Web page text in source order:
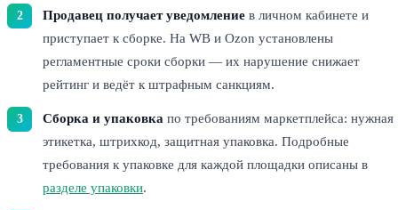
Продавец получает уведомление в личном кабинете и
приступает к сборке. На WB и Ozon установлены
регламентные сроки сборки — их нарушение снижает
рейтинг и ведёт к штрафным санкциям.
Сборка и упаковка по требованиям маркетплейса: нужная
этикетка, штрихкод, защитная упаковка. Подробные
требования к упаковке для каждой площадки описаны в
разделе упаковки.